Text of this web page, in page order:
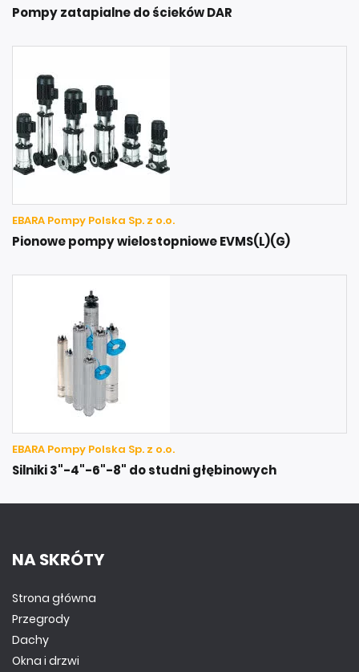
Pompy zatapialne do ścieków DAR
EBARA Pompy Polska Sp. z o.o.
Pionowe pompy wielostopniowe EVMS(L)(G)
EBARA Pompy Polska Sp. z o.o.
Silniki 3"-4"-6"-8" do studni głębinowych
NA SKRÓTY
Strona główna
Przegrody
Dachy
Okna i drzwi